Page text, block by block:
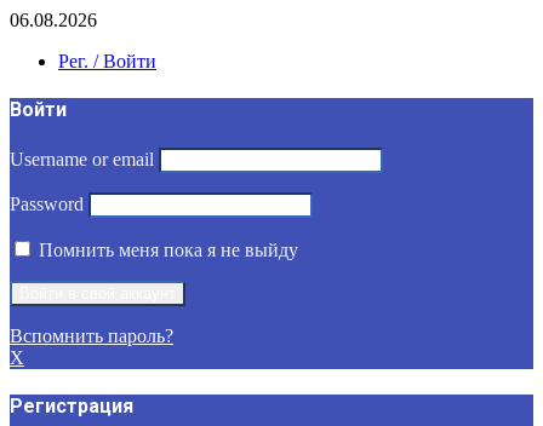
06.08.2026
Рег. / Войти
Войти
Username or email
Password
Помнить меня пока я не выйду
Вспомнить пароль?
X
Регистрация